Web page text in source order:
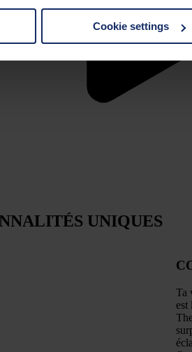
essential cookies by clicking on the
used and your rights can be
Cookie settings
UNIQUES
Ta
est